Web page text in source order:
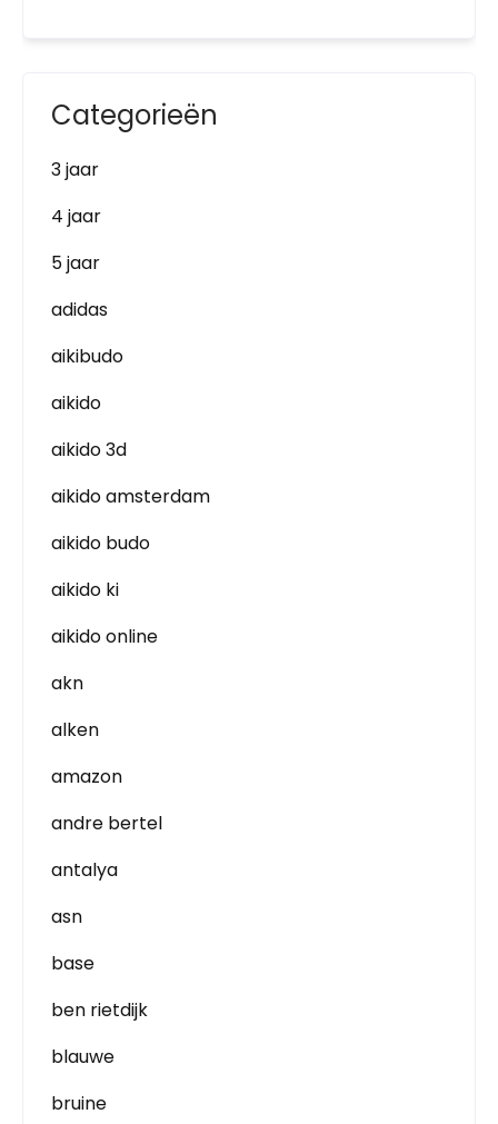
Categorieën
3 jaar
4 jaar
5 jaar
adidas
aikibudo
aikido
aikido 3d
aikido amsterdam
aikido budo
aikido ki
aikido online
akn
alken
amazon
andre bertel
antalya
asn
base
ben rietdijk
blauwe
bruine